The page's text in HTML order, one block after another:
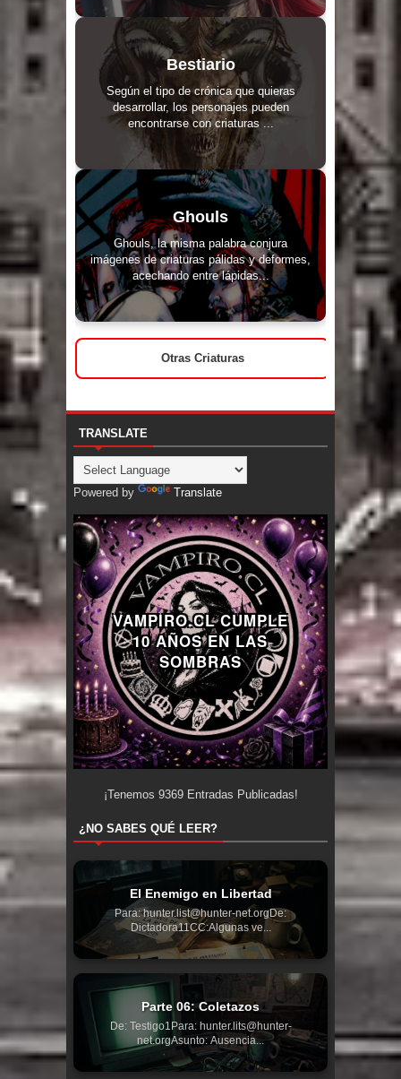
Bestiario
Según el tipo de crónica que quieras
desarrollar, los personajes pueden
encontrarse con criaturas ...
Ghouls
Ghouls, la misma palabra conjura
imágenes de criaturas pálidas y deformes,
acechando entre lápidas...
Otras Criaturas
TRANSLATE
Powered by Translate
VAMPIRO.CL CUMPLE
10 AÑOS EN LAS
SOMBRAS
¡Tenemos 9369Entradas Publicadas!
¿NO SABES QUÉ LEER?
El Enemigo en Libertad
Para: hunter.list@hunter-net.orgDe:
Dictadora11CC:Algunas ve...
Parte 06: Coletazos
De: Testigo1Para: hunter.lits@hunter-
net.orgAsunto: Ausencia...